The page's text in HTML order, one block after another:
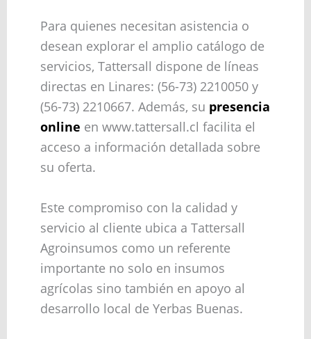
Para quienes necesitan asistencia o
desean explorar el amplio catálogo de
servicios, Tattersall dispone de líneas
directas en Linares: (56-73) 2210050 y
(56-73) 2210667. Además, su presencia
online en www.tattersall.cl facilita el
acceso a información detallada sobre
su oferta.
Este compromiso con la calidad y
servicio al cliente ubica a Tattersall
Agroinsumos como un referente
importante no solo en insumos
agrícolas sino también en apoyo al
desarrollo local de Yerbas Buenas.